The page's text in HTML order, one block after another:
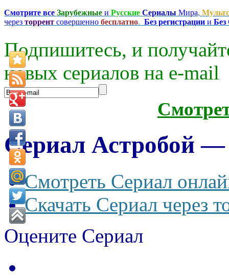
Смотрите все Зарубежные и Русские Сериалы Мира,
через торрент совершенно бесплатно. Без регистрации и
Подпишитесь, и
новых сериалов на e-mаil
Сериал Астробой —
Смотреть Сериал
Скачать Сериал через
Оцените Сериал